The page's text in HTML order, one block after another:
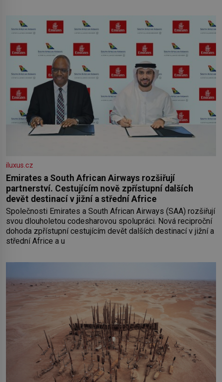
iluxus.cz
Emirates a South African Airways rozšiřují
partnerství. Cestujícím nově zpřístupní dalších
devět destinací v jižní a střední Africe
Společnosti Emirates a South African Airways (SAA) rozšiřují
svou dlouholetou codesharovou spolupráci. Nová reciproční
dohoda zpřístupní cestujícím devět dalších destinací v jižní a
střední Africe a u